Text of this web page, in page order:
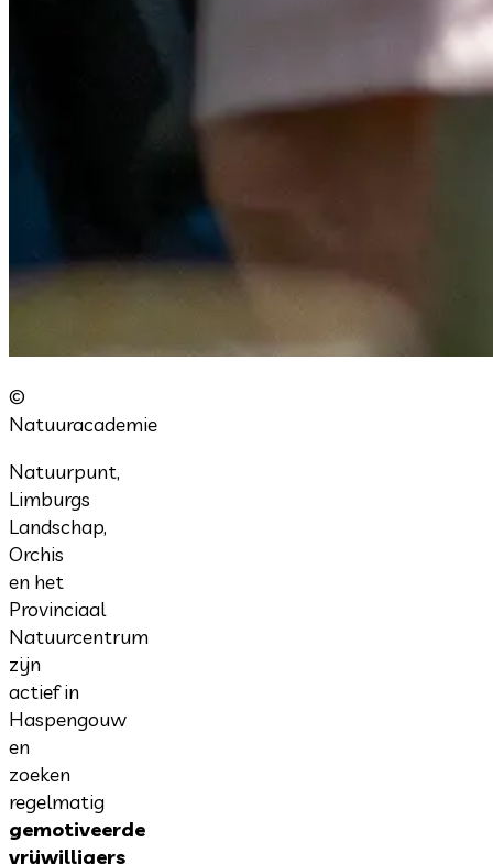
©
Natuuracademie
Natuurpunt,
Limburgs
Landschap,
Orchis
en het
Provinciaal
Natuurcentrum
zijn
actief in
Haspengouw
en
zoeken
regelmatig
gemotiveerde
vrijwilligers